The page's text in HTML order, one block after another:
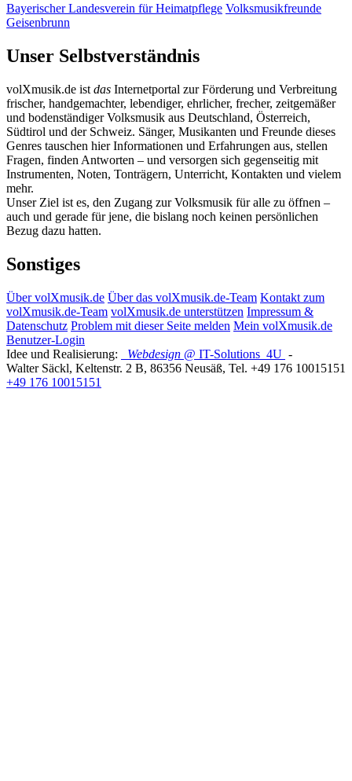
Bayerischer Landesverein für Heimatpflege Volksmusikfreunde
Geisenbrunn
Unser Selbstverständnis
volXmusik.de ist das Internetportal zur Förderung und Verbreitung
frischer, handgemachter, lebendiger, ehrlicher, frecher, zeitgemäßer
und bodenständiger Volksmusik aus Deutschland, Österreich,
Südtirol und der Schweiz. Sänger, Musikanten und Freunde dieses
Genres tauschen hier Informationen und Erfahrungen aus, stellen
Fragen, finden Antworten – und versorgen sich gegenseitig mit
Instrumenten, Noten, Tonträgern, Unterricht, Kontakten und vielem
mehr.
Unser Ziel ist es, den Zugang zur Volksmusik für alle zu öffnen –
auch und gerade für jene, die bislang noch keinen persönlichen
Bezug dazu hatten.
Sonstiges
Über volXmusik.de Über das volXmusik.de-Team Kontakt zum
volXmusik.de-Team volXmusik.de unterstützen Impressum &
Datenschutz Problem mit dieser Seite melden Mein volXmusik.de
Benutzer-Login
Idee und Realisierung:
Webdesign @ IT-Solutions 4U -
Walter Säckl, Keltenstr. 2 B, 86356 Neusäß, Tel. +49 176 10015151
+49 176 10015151